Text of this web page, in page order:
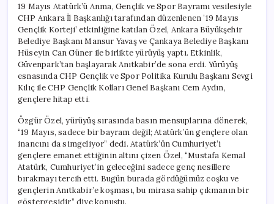
19 Mayıs Atatürk’ü Anma, Gençlik ve Spor Bayramı vesilesiyle
CHP Ankara İl Başkanlığı tarafından düzenlenen ’19 Mayıs
Gençlik Korteji’ etkinliğine katılan Özel, Ankara Büyükşehir
Belediye Başkanı Mansur Yavaş ve Çankaya Belediye Başkanı
Hüseyin Can Güner ile birlikte yürüyüş yaptı. Etkinlik,
Güvenpark’tan başlayarak Anıtkabir’de sona erdi. Yürüyüş
esnasında CHP Gençlik ve Spor Politika Kurulu Başkanı Sevgi
Kılıç ile CHP Gençlik Kolları Genel Başkanı Cem Aydın,
gençlere hitap etti.
Özgür Özel, yürüyüş sırasında basın mensuplarına dönerek,
“19 Mayıs, sadece bir bayram değil; Atatürk’ün gençlere olan
inancını da simgeliyor” dedi. Atatürk’ün Cumhuriyet’i
gençlere emanet ettiğinin altını çizen Özel, “Mustafa Kemal
Atatürk, Cumhuriyet’in geleceğini sadece genç nesillere
bırakmayı tercih etti. Bugün burada gördüğümüz coşku ve
gençlerin Anıtkabir’e koşması, bu mirasa sahip çıkmanın bir
göstergesidir” diye konuştu.